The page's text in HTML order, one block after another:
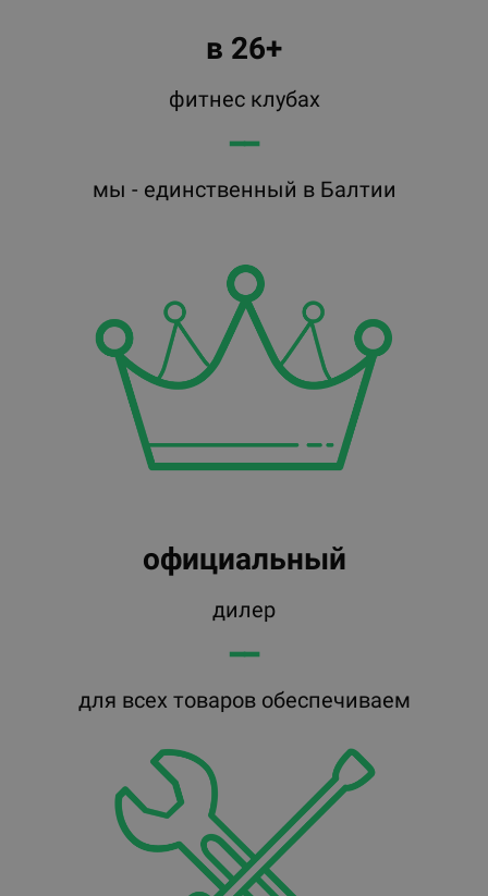
в 26+
фитнес клубах
━━
мы - единственный в Балтии
официальный
дилер
━━
для всех товаров обеспечиваем